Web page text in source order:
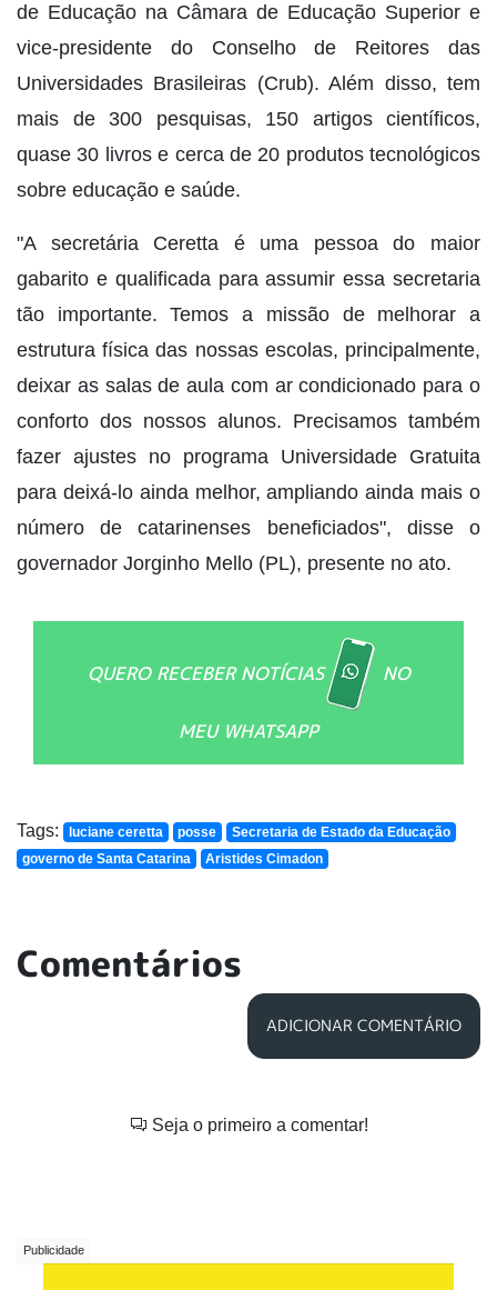
de Educação na Câmara de Educação Superior e
vice-presidente do Conselho de Reitores das
Universidades Brasileiras (Crub). Além disso, tem
mais de 300 pesquisas, 150 artigos científicos,
quase 30 livros e cerca de 20 produtos tecnológicos
sobre educação e saúde.
"A secretária Ceretta é uma pessoa do maior
gabarito e qualificada para assumir essa secretaria
tão importante. Temos a missão de melhorar a
estrutura física das nossas escolas, principalmente,
deixar as salas de aula com ar condicionado para o
conforto dos nossos alunos. Precisamos também
fazer ajustes no programa Universidade Gratuita
para deixá-lo ainda melhor, ampliando ainda mais o
número de catarinenses beneficiados", disse o
governador Jorginho Mello (PL), presente no ato.
QUERO RECEBER NOTÍCIAS NO
MEU WHATSAPP
Tags: luciane ceretta posse
Secretaria de Estado da Educação
governo de Santa Catarina
Aristides Cimadon
Comentários
ADICIONAR COMENTÁRIO
Seja o primeiro a comentar!